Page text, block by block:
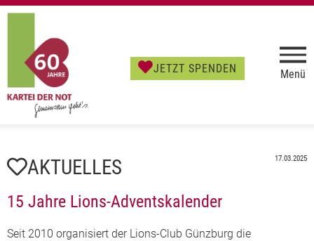
JETZT SPENDEN Menü
AKTUELLES 17.03.2025
15 Jahre Lions-Adventskalender
Seit 2010 organisiert der Lions-Club Günzburg die